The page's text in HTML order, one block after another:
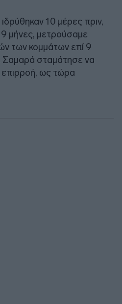
10 μέρες πριν,
9 μήνες, μετρούσαμε
των κομμάτων επί 9
Σαμαρά σταμάτησε να
επιρροή, ως τώρα